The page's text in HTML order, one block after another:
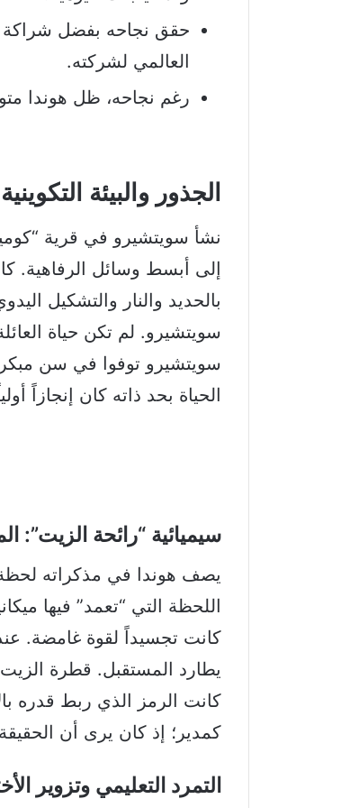
حقق نجاحه بفضل شراكة
العالمي لشركته.
رغم نجاحه، ظل هوندا
الجذور والبيئة
نشأ سويتشيرو في قرية
إلى أبسط وسائل الرفاهية.
بالحديد والنار والتشكيل
سويتشيرو. لم تكن حياة
سويتشيرو توفوا في سن
الحياة بحد ذاته كان إنجازاً
سيميائية “رائحة الزيت”:
يصف هوندا في مذكراته لحظة
اللحظة التي “تعمد” فيها
كانت تجسيداً لقوة غامضة.
يطارد المستقبل. قطرة
كانت الرمز الذي ربط قدره
كمدير؛ إذ كان يرى أن
التمرد التعليمي وتزوير